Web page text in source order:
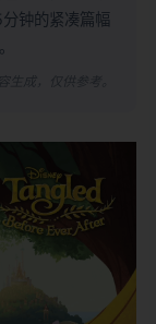
钟的紧凑篇幅